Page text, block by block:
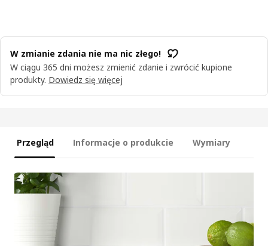
W zmianie zdania nie ma nic złego!
W ciągu 365 dni możesz zmienić zdanie i zwrócić kupione
produkty. Dowiedz się więcej
Przegląd Informacje o produkcie Wymiary